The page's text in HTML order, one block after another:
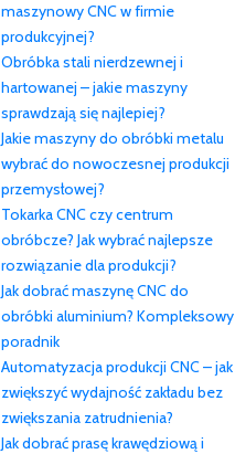
maszynowy CNC w firmie
produkcyjnej?
Obróbka stali nierdzewnej i
hartowanej – jakie maszyny
sprawdzają się najlepiej?
Jakie maszyny do obróbki metalu
wybrać do nowoczesnej produkcji
przemysłowej?
Tokarka CNC czy centrum
obróbcze? Jak wybrać najlepsze
rozwiązanie dla produkcji?
Jak dobrać maszynę CNC do
obróbki aluminium? Kompleksowy
poradnik
Automatyzacja produkcji CNC – jak
zwiększyć wydajność zakładu bez
zwiększania zatrudnienia?
Jak dobrać prasę krawędziową i